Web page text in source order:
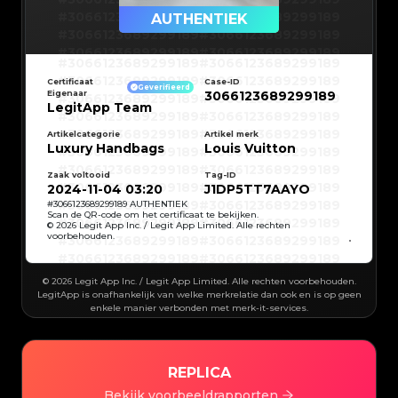
#3066123689299189#3066123689299189
#3066123689299189#3066123689299189
#3066123689299189#3066123689299189
#3066123689299189
#3066123689299189
#3066123689299189
#3066123689299189
#3066123689299189
#3066123689299189
#3066123689299189
#3066123689299189
#3066123689299189
#3066123689299189
#3066123689299189
#3066123689299189#3066123689299189
#3066123689299189#3066123689299189
#3066123689299189#3066123689299189
#3066123689299189#3066123689299189
#3066123689299189#3066123689299189
#3066123689299189#3066123689299189
#3066123689299189#3066123689299189
#3066123689299189#3066123689299189
#3066123689299189#3066123689299189
AUTHENTIEK
#3066123689299189
#3066123689299189
#3066123689299189
#3066123689299189
#3066123689299189
#3066123689299189
#3066123689299189
#3066123689299189
#3066123689299189
#3066123689299189
#3066123689299189
#3066123689299189
#3066123689299189
#3066123689299189
#3066123689299189#3066123689299189
#3066123689299189
#3066123689299189 #3066123689299189
#3066123689299189#3066123689299189
#3066123689299189#3066123689299189
#3066123689299189#3066123689299189
#3066123689299189#3066123689299189
Certificaat
Eigenaar
Geverifieerd
LegitApp Team
Case-ID
3066123689299189
Artikelcategorie
Luxury Handbags
Artikel merk
Louis Vuitton
Zaak voltooid
2024-11-04 03:20
Tag-ID
J1DP5TT7AAYO
#3066123689299189 AUTHENTIEK
Scan de QR-code om het certificaat te bekijken.
© 2026 Legit App Inc. / Legit App Limited. Alle rechten
voorbehouden.
© 2026 Legit App Inc. / Legit App Limited. Alle rechten voorbehouden.
LegitApp is onafhankelijk van welke merkrelatie dan ook en is op geen
enkele manier verbonden met merk-it-services.
REPLICA